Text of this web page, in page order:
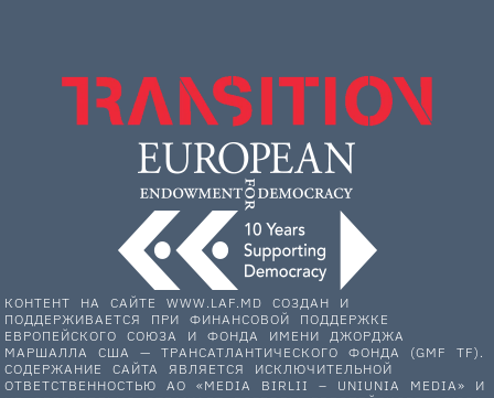
КОНТЕНТ НА САЙТЕ WWW.LAF.MD СОЗДАН И
ПОДДЕРЖИВАЕТСЯ ПРИ ФИНАНСОВОЙ ПОДДЕРЖКЕ
ЕВРОПЕЙСКОГО СОЮЗА И ФОНДА ИМЕНИ ДЖОРДЖА
МАРШАЛЛА США — ТРАНСАТЛАНТИЧЕСКОГО ФОНДА (GMF TF).
СОДЕРЖАНИЕ САЙТА ЯВЛЯЕТСЯ ИСКЛЮЧИТЕЛЬНОЙ
ОТВЕТСТВЕННОСТЬЮ АО «MEDIA BIRLII – UNIUNIA MEDIA» И